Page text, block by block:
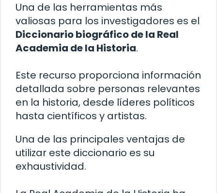
Una de las herramientas más
valiosas para los investigadores es el
Diccionario biográfico de la Real
Academia de la Historia.
Este recurso proporciona información
detallada sobre personas relevantes
en la historia, desde líderes políticos
hasta científicos y artistas.
Una de las principales ventajas de
utilizar este diccionario es su
exhaustividad.